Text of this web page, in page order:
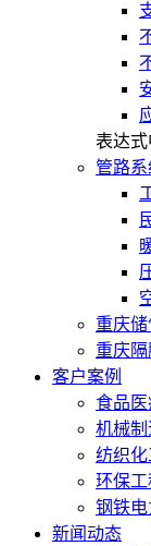
表达式
管路系
重庆
重庆
客户案例
食品医
机械制
纺织化
环保工
钢铁电
新闻动态